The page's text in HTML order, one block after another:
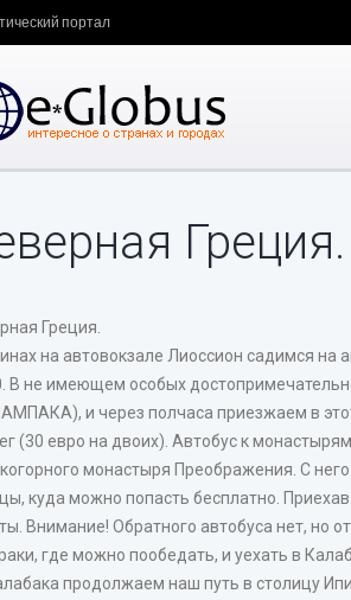
портал
Греция.
Греция.
на автовокзале Лиоссион садимся на
В не имеющем особых
и через полчаса приезжаем в
(30 евро на двоих). Автобус к
монастыря Преображения. С
куда можно попасть бесплатно.
Внимание! Обратного автобуса нет, но
где можно пообедать, и уехать в
продолжаем наш путь в столицу